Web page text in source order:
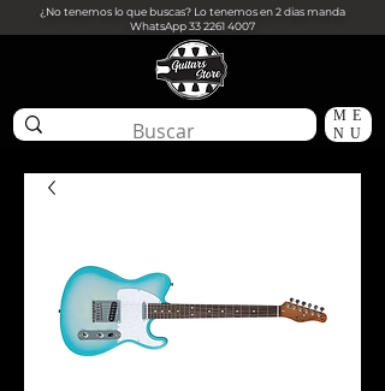
¿No tenemos lo que buscas? Lo tenemos en 2 dias manda
WhatsApp33 2261 4007
ME
NU